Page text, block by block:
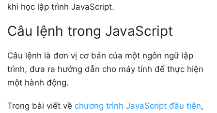
khi học lập trình JavaScript.
Câu lệnh trong JavaScript
Câu lệnh là đơn vị cơ bản của một ngôn ngữ lập
trình, đưa ra hướng dẫn cho máy tính để thực hiện
một hành động.
Trong bài viết về chương trình JavaScript đầu tiên,